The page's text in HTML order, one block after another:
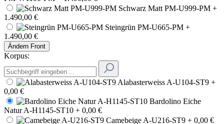
Schwarz Matt PM-U999-PM +
1.490,00 €
Steingrün PM-U665-PM +
1.490,00 €
Ändern Front
Korpus:
Alabasterweiss A-U104-ST9 +
0,00 €
Bardolino Eiche
Natur A-H1145-ST10 + 0,00 €
Camebeige A-U216-ST9 + 0,00 €